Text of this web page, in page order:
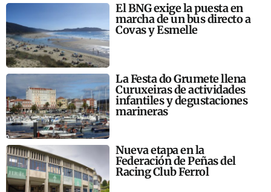
El BNG exige la puesta en
marcha de un bus directo a
Covas y Esmelle
La Festa do Grumete llena
Curuxeiras de actividades
infantiles y degustaciones
marineras
Nueva etapa en la
Federación de Peñas del
Racing Club Ferrol